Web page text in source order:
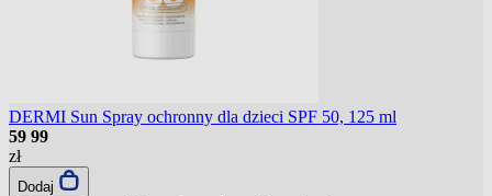
DERMI Sun Spray ochronny dla dzieci SPF 50, 125 ml
59 99
zł
Dodaj